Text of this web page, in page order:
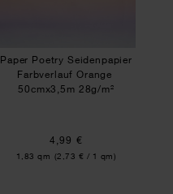
Paper Poetry Seidenpapier
Farbverlauf Orange
50cmx3,5m 28g/m²
4,99 €
Inhalt:
1,83 qm (2,73 € / 1 qm)